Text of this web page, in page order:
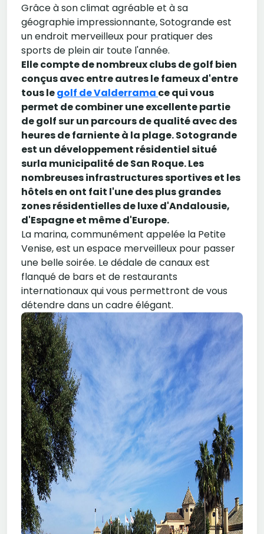
Grâce à son climat agréable et à sa
géographie impressionnante, Sotogrande est
un endroit merveilleux pour pratiquer des
sports de plein air toute l'année.
Elle compte de nombreux clubs de golf bien
conçus avec entre autres le fameux d'entre
tous legolf de Valderrama ce qui vous
permet de combiner une excellente partie
de golf sur un parcours de qualité avec des
heures de farniente à la plage. Sotogrande
est un développement résidentiel situé
surla municipalité de San Roque. Les
nombreuses infrastructures sportives et les
hôtels en ont fait l'une des plus grandes
zones résidentielles de luxe d'Andalousie,
d'Espagne et même d'Europe.
La marina, communément appelée la Petite
Venise, est un espace merveilleux pour passer
une belle soirée. Le dédale de canaux est
flanqué de bars et de restaurants
internationaux qui vous permettront de vous
détendre dans un cadre élégant.